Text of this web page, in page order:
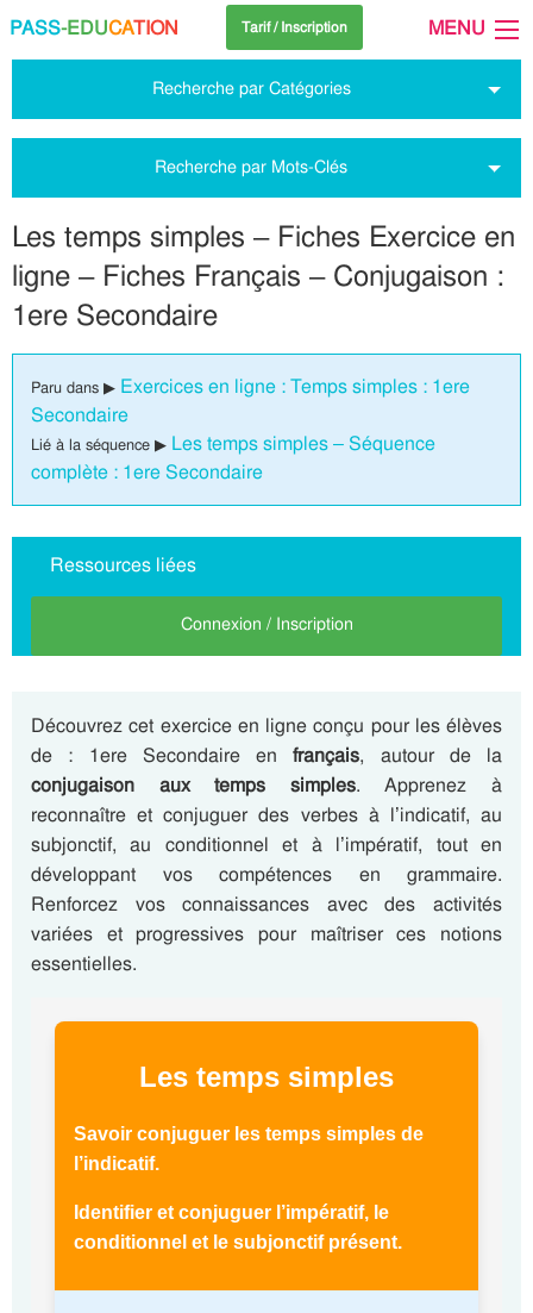
PASS-EDUCATION Tarif / Inscription MENU
Recherche par Catégories
Recherche par Mots-Clés
Les temps simples – Fiches Exercice en
ligne – Fiches Français – Conjugaison :
1ere Secondaire
Paru dans ▶ Exercices en ligne : Temps simples : 1ere
Secondaire
Lié à la séquence ▶ Les temps simples – Séquence
complète : 1ere Secondaire
Ressources liées
Connexion / Inscription
Découvrez cet exercice en ligne conçu pour les élèves
de : 1ere Secondaire enfrançais, autour de la
conjugaison aux temps simples. Apprenez à
reconnaître et conjuguer des verbes à l’indicatif, au
subjonctif, au conditionnel et à l’impératif, tout en
développant vos compétences en grammaire.
Renforcez vos connaissances avec des activités
variées et progressives pour maîtriser ces notions
essentielles.